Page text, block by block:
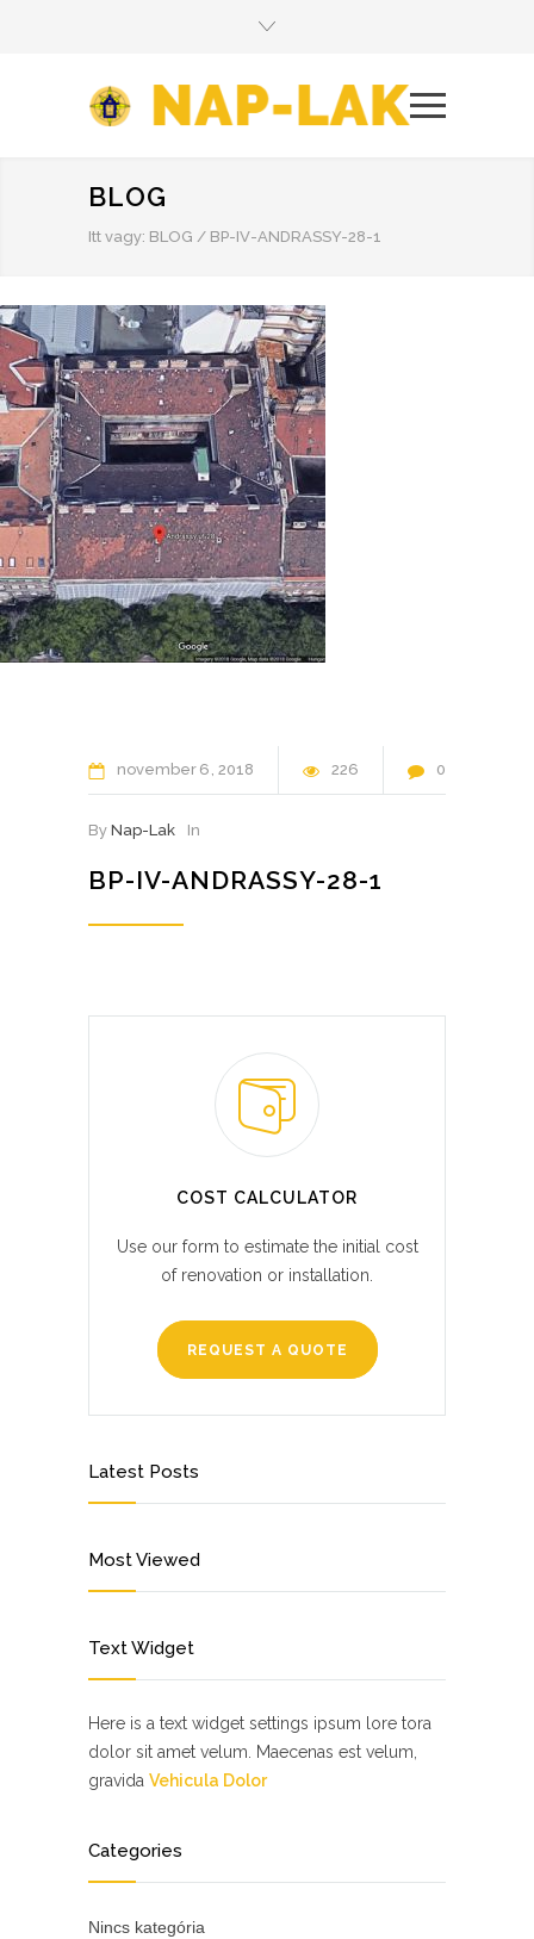
BLOG
Itt vagy: BLOG / BP-IV-ANDRASSY-28-1
november 6 2018 226 0
By Nap-Lak In
BP-IV-ANDRASSY-28-1
COST CALCULATOR
Use our form to estimate the initial cost
of renovation or installation.
REQUEST A QUOTE
Latest Posts
Most Viewed
Text Widget
Here is a text widget settings ipsum lore tora
dolor sit amet velum. Maecenas est velum,
gravida Vehicula Dolor
Categories
Nincs kategória